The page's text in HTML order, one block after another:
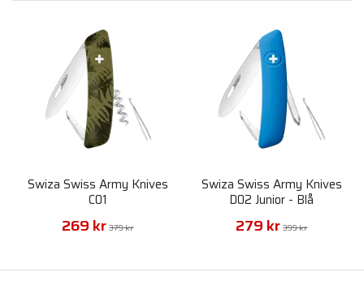
Swiza Swiss Army Knives
C01
269 kr 379 kr
Swiza Swiss Army Knives
D02 Junior - Blå
279 kr 399 kr